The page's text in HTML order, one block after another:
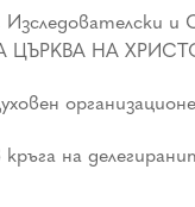
ЦЪРКВА НА
на